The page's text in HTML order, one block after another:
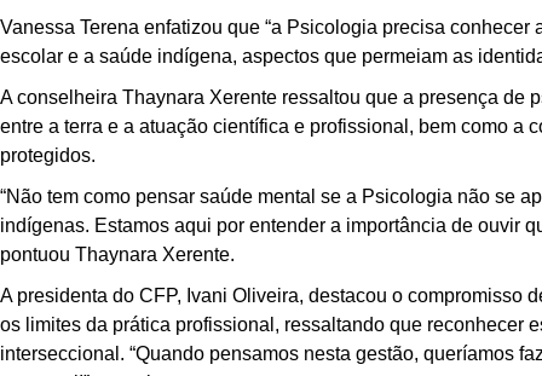
Vanessa Terena enfatizou que “a Psicologia precisa
escolar e a saúde indígena, aspectos que permeiam as
A conselheira Thaynara Xerente ressaltou que a presença de
entre a terra e a atuação científica e profissional, bem como a
protegidos.
“Não tem como pensar saúde mental se a Psicologia não se
indígenas. Estamos aqui por entender a importância de ouvir
pontuou Thaynara Xerente.
A presidenta do CFP, Ivani Oliveira, destacou o
os limites da prática profissional, ressaltando que reconhecer
interseccional. “Quando pensamos nesta gestão, queríamos